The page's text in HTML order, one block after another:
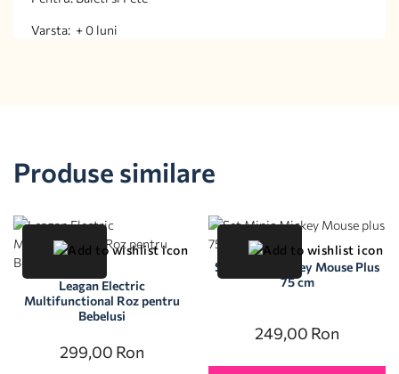
Varsta: + 0 luni
Produse similare
Leagan Electric
Multifunctional Roz pentru
Bebelusi
299,00 Ron
Set Minie Mickey Mouse Plus
75 cm
249,00 Ron